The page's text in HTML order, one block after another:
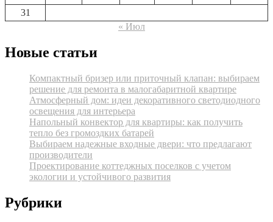
31
« Июл
Новые статьи
Компактный бризер или приточный клапан: выбираем
решение для ремонта в малогабаритной квартире
Атмосферный дом: идеи декоративного светодиодного
освещения для интерьера
Напольный конвектор для квартиры: как получить
тепло без громоздких батарей
Выбираем надежные входные двери: что предлагают
производители
Проектирование коттеджных поселков с учетом
экологии и устойчивого развития
Рубрики